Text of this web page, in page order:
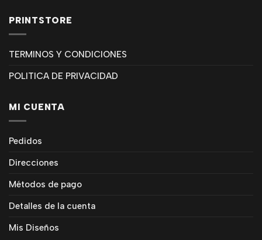
PRINTSTORE
TERMINOS Y CONDICIONES
POLITICA DE PRIVACIDAD
MI CUENTA
Pedidos
Direcciones
Métodos de pago
Detalles de la cuenta
Mis Diseños